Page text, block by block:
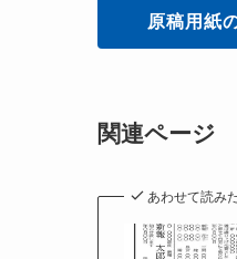
原稿用紙
関連ページ
あわせて読み